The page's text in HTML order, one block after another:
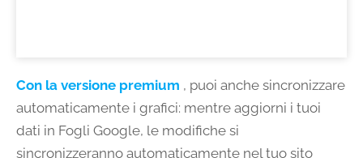
Con la versione premium , puoi anche sincronizzare
automaticamente i grafici: mentre aggiorni i tuoi
dati in Fogli Google, le modifiche si
sincronizzeranno automaticamente nel tuo sito